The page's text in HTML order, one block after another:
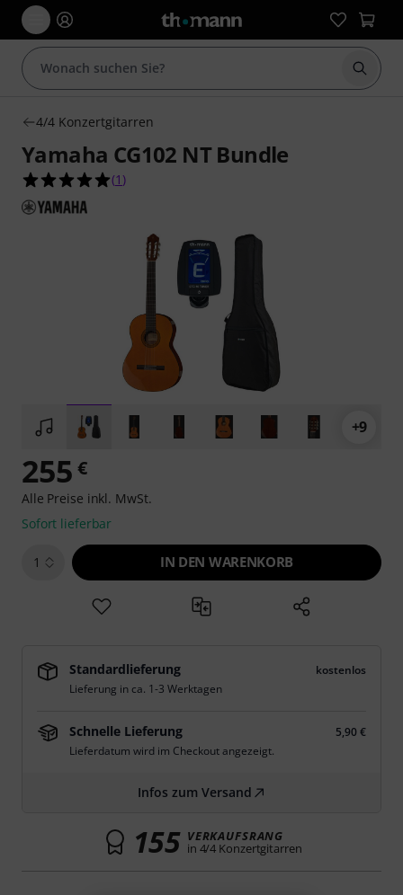
Suche
4/4 Konzertgitarren
Yamaha CG102 NT Bundle
5.0 von 5 Sternen aus 1 Kundenbewertungen
(1 )
+9
255 €
Alle Preise inkl. MwSt.
Sofort lieferbar
1 IN DEN WARENKORB
Standardlieferung
kostenlos
Lieferung in ca. 1-3 Werktagen
Schnelle Lieferung
5,90 €
Lieferdatum wird im Checkout angezeigt.
Infos zum Versand
155 VERKAUFSRANG
in 4/4 Konzertgitarren